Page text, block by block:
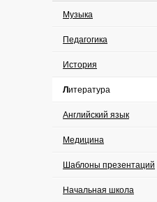
Музыка
Педагогика
История
Литература
Английский язык
Медицина
Шаблоны презентаций
Начальная школа